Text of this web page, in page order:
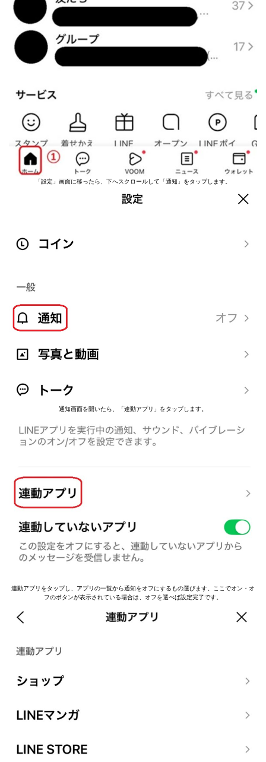
「設定」画面に移ったら、下へスクロールして「通知」をタップします。
通知画面を開いたら、「連動アプリ」をタップします。
連動アプリをタップし、アプリの一覧から通知をオフにするもの選びます。ここでオン・オ
フのボタンが表示されている場合は、オフを選べば設定完了です。